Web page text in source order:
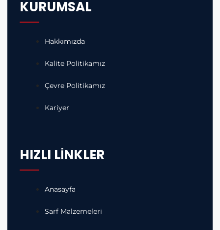
KURUMSAL
Hakkımızda
Kalite Politikamız
Çevre Politikamız
Kariyer
HIZLI LİNKLER
Anasayfa
Sarf Malzemeleri